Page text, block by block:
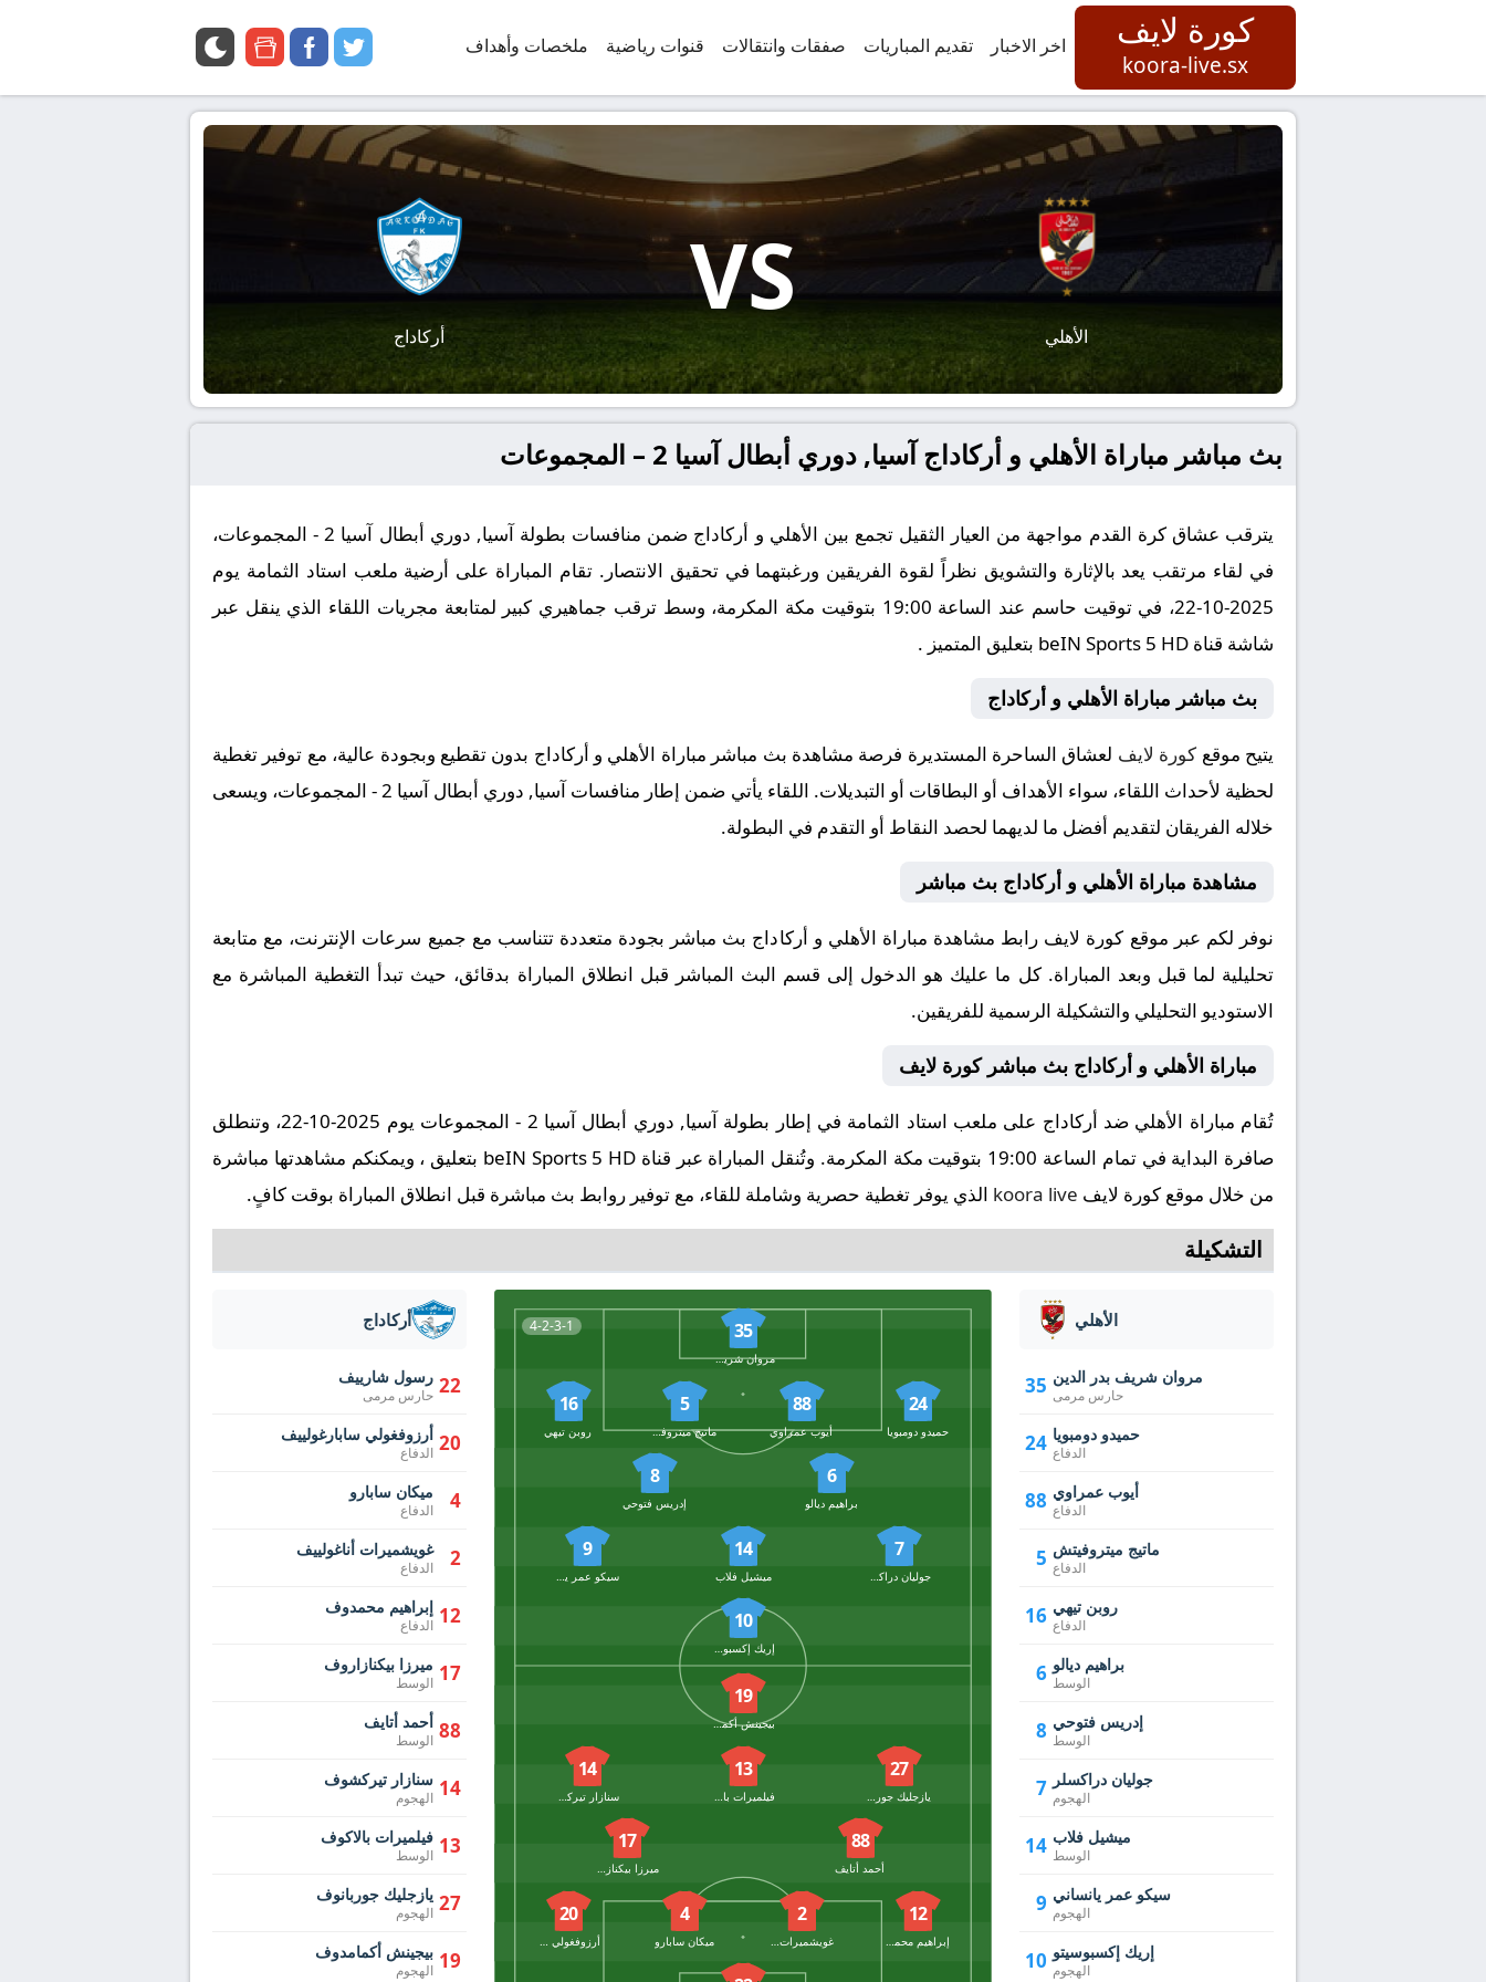
كورة لايف
koora-live.sx
اخر الاخبار تقديم المباريات صفقات وانتقالات قنوات رياضية ملخصات وأهداف twitter
facebook
google
الأهلي
VS
أركاداج
بث مباشر مباراة الأهلي و أركاداج آسيا, دوري أبطال آسيا 2 – المجموعات
يترقب عشاق كرة القدم مواجهة من العيار الثقيل تجمع بين الأهلي و أركاداج ضمن منافسات بطولة آسيا, دوري أبطال آسيا 2 - المجموعات،
في لقاء مرتقب يعد بالإثارة والتشويق نظراً لقوة الفريقين ورغبتهما في تحقيق الانتصار. تقام المباراة على أرضية ملعب استاد الثمامة يوم
2025-10-22، في توقيت حاسم عند الساعة 19:00 بتوقيت مكة المكرمة، وسط ترقب جماهيري كبير لمتابعة مجريات اللقاء الذي ينقل عبر
شاشة قناة beIN Sports 5 HD بتعليق المتميز .
بث مباشر مباراة الأهلي و أركاداج
يتيح موقع كورة لايف لعشاق الساحرة المستديرة فرصة مشاهدة بث مباشر مباراة الأهلي و أركاداج بدون تقطيع وبجودة عالية، مع توفير تغطية
لحظية لأحداث اللقاء، سواء الأهداف أو البطاقات أو التبديلات. اللقاء يأتي ضمن إطار منافسات آسيا, دوري أبطال آسيا 2 - المجموعات، ويسعى
خلاله الفريقان لتقديم أفضل ما لديهما لحصد النقاط أو التقدم في البطولة.
مشاهدة مباراة الأهلي و أركاداج بث مباشر
نوفر لكم عبر موقع كورة لايف رابط مشاهدة مباراة الأهلي و أركاداج بث مباشر بجودة متعددة تتناسب مع جميع سرعات الإنترنت، مع متابعة
تحليلية لما قبل وبعد المباراة. كل ما عليك هو الدخول إلى قسم البث المباشر قبل انطلاق المباراة بدقائق، حيث تبدأ التغطية المباشرة مع
الاستوديو التحليلي والتشكيلة الرسمية للفريقين.
مباراة الأهلي و أركاداج بث مباشر كورة لايف
تُقام مباراة الأهلي ضد أركاداج على ملعب استاد الثمامة في إطار بطولة آسيا, دوري أبطال آسيا 2 - المجموعات يوم 2025-10-22، وتنطلق
صافرة البداية في تمام الساعة 19:00 بتوقيت مكة المكرمة. وتُنقل المباراة عبر قناة beIN Sports 5 HD بتعليق ، ويمكنكم مشاهدتها مباشرة
من خلال موقع كورة لايف koora live الذي يوفر تغطية حصرية وشاملة للقاء، مع توفير روابط بث مباشرة قبل انطلاق المباراة بوقت كافٍ.
التشكيلة
4-2-3-1 35
مروان شريف بدر الدين
24
حميدو دومبويا
88
أيوب عمراوي
5
ماتيج ميتروفيتش
16
روبن تيهي
6
براهيم ديالو
8
إدريس فتوحي
7
14
ميشيل فلاب
9
10
إريك إكسبوسيتو
19
بيجينش أكمامدوف
27
13
14
سنازار تيركشوف
88
أحمد أتايف
17
ميرزا ​​بيكنازاروف
12
2
4
ميكان سابارو
20
الأهلي
35 مروان شريف بدر الدين
حارس مرمى
24 حميدو دومبويا
الدفاع
88 أيوب عمراوي
الدفاع
5 ماتيج ميتروفيتش
الدفاع
16 روبن تيهي
الدفاع
6 براهيم ديالو
الوسط
8 إدريس فتوحي
الوسط
7 جوليان دراكسلر
الهجوم
14 ميشيل فلاب
الوسط
9 سيكو عمر يانساني
الهجوم
10 إريك إكسبوسيتو
الهجوم
أركاداج
22 رسول شارييف
حارس مرمى
20 أرزوفغولي سابارغولييف
الدفاع
4 ميكان سابارو
الدفاع
2 غويشميرات أناغولييف
الدفاع
12 إبراهيم محمدوف
الدفاع
17 ميرزا ​​بيكنازاروف
الوسط
88 أحمد أتايف
الوسط
14 سنازار تيركشوف
الهجوم
13 فيلميرات بالاكوف
الوسط
27 يازجليك جوربانوف
الهجوم
19 بيجينش أكمامدوف
الهجوم